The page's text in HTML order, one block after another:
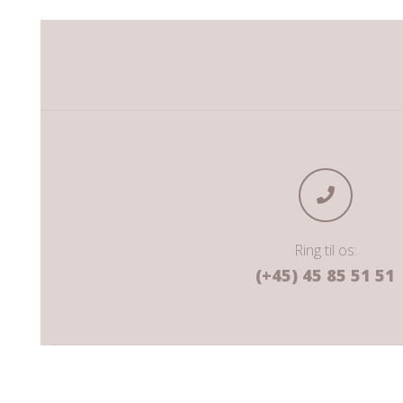
Ring til os:
(+45) 45 85 51 51